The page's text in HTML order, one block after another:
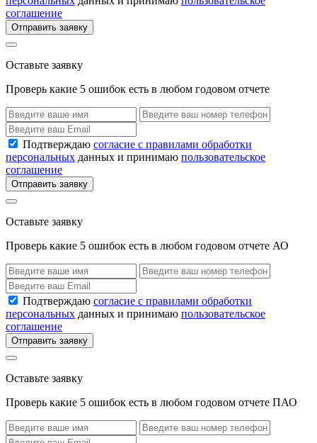
соглашение
Отправить заявку
Оставьте заявку
Проверь какие 5 ошибок есть в любом годовом отчете
Подтверждаю согласие с правилами обработки
персональных данных и принимаю пользовательское
соглашение
Отправить заявку
Оставьте заявку
Проверь какие 5 ошибок есть в любом годовом отчете АО
Подтверждаю согласие с правилами обработки
персональных данных и принимаю пользовательское
соглашение
Отправить заявку
Оставьте заявку
Проверь какие 5 ошибок есть в любом годовом отчете ПАО